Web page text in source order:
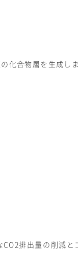
化合物層を生成し
排出量の削減